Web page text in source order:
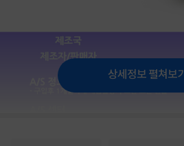
상세정보 펼쳐보기